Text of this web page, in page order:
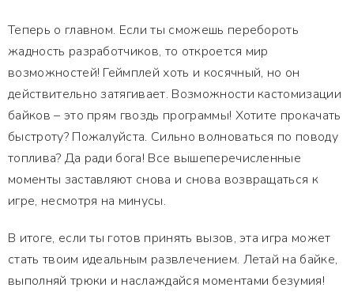
Теперь о главном. Если ты сможешь перебороть
жадность разработчиков, то откроется мир
возможностей! Геймплей хоть и косячный, но он
действительно затягивает. Возможности кастомизации
байков – это прям гвоздь программы! Хотите прокачать
быстроту? Пожалуйста. Сильно волноваться по поводу
топлива? Да ради бога! Все вышеперечисленные
моменты заставляют снова и снова возвращаться к
игре, несмотря на минусы.
В итоге, если ты готов принять вызов, эта игра может
стать твоим идеальным развлечением. Летай на байке,
выполняй трюки и наслаждайся моментами безумия!